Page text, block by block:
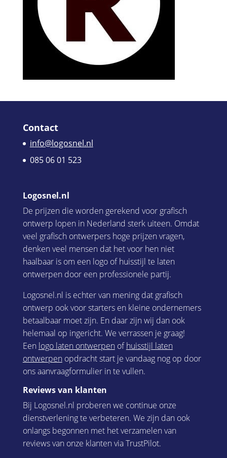
Contact
info@logosnel.nl
085 06 01 523
Logosnel.nl
De prijzen die worden gerekend voor grafisch
ontwerp lopen in Nederland sterk uiteen. Omdat
veel grafisch ontwerpers hoge prijzen vragen,
denken veel mensen dat het voor hen niet
haalbaar is om een logo of huisstijl te laten
ontwerpen door een professionele partij.
Logosnel.nl is echter van mening dat grafisch
ontwerp ook voor starters en kleine ondernemers
betaalbaar moet zijn. En daar zijn wij dan ook
helemaal op ingericht. We verrassen je graag!
Een logo laten ontwerpenofhuisstijl laten
ontwerpenopdracht start je vandaag nog op door
ons aanvraagformulier in te vullen.
Reviews van klanten
Bij Logosnel.nl proberen we continue onze
dienstverlening te verbeteren. We zijn dan ook
onlangs begonnen met het verzamelen van
reviews van onze klanten via TrustPilot.